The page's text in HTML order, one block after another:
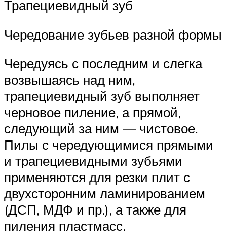
Трапециевидный зуб
Чередование зубьев разной формы
Чередуясь с последним и слегка
возвышаясь над ним,
трапециевидный зуб выполняет
черновое пиление, а прямой,
следующий за ним — чистовое.
Пилы с чередующимися прямыми
и трапециевидными зубьями
применяются для резки плит с
двухсторонним ламинированием
(ДСП, МДФ и пр.), а также для
пиления пластмасс.